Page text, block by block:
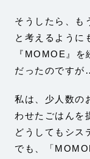
そうしたら、も
と考えるように
『MOMOE』
だったのですが
私は、少人数の
わせたごはんを
どうしてもシス
でも、「